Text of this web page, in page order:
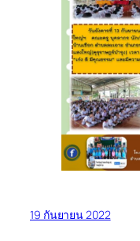
19 กันยายน 2022